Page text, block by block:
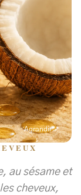
Agrandir ↗
au sésame et
cheveux,